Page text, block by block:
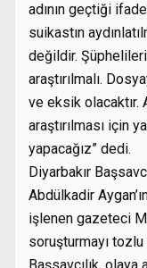
adının geçtiği
suikastın
değildir.
araştırılmalı.
ve eksik olacaktır.
araştırılması için
yapacağız” dedi.
Diyarbakır
Abdülkadir
işlenen gazeteci
soruşturmayı tozlu